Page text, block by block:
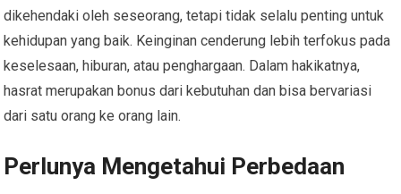
dikehendaki oleh seseorang, tetapi tidak selalu penting untuk
kehidupan yang baik. Keinginan cenderung lebih terfokus pada
keselesaan, hiburan, atau penghargaan. Dalam hakikatnya,
hasrat merupakan bonus dari kebutuhan dan bisa bervariasi
dari satu orang ke orang lain.
Perlunya Mengetahui Perbedaan